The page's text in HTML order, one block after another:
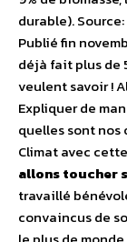
durable).
Publié fin
déjà fait plus de
veulent savoir !
Expliquer de
quelles sont nos
Climat avec
allons toucher
travaillé
convaincus de